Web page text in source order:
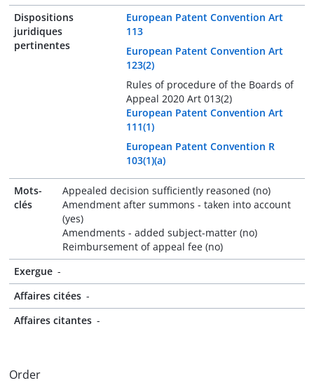
Dispositions
juridiques
pertinentes
European Patent Convention Art
113
European Patent Convention Art
123(2)
Rules of procedure of the Boards of
Appeal 2020 Art 013(2)
European Patent Convention Art
111(1)
European Patent Convention R
103(1)(a)
Mots-
clés
Appealed decision sufficiently reasoned (no)
Amendment after summons - taken into account
(yes)
Amendments - added subject-matter (no)
Reimbursement of appeal fee (no)
Exergue -
Affaires citées -
Affaires citantes -
Order